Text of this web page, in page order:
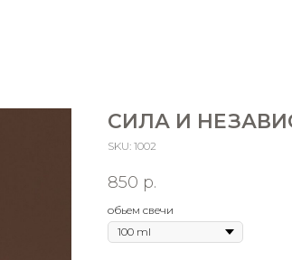
СИЛА И
SKU: 1002
850 р.
обьем свечи